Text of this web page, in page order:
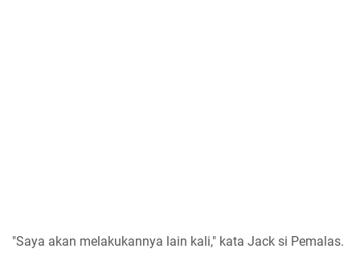
"Saya akan melakukannya lain kali," kata Jack si Pemalas.